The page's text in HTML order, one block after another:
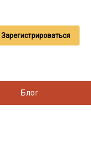
Зарегистрироваться
Блог